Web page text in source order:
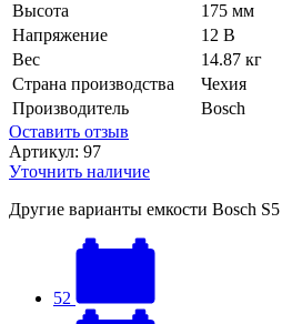
Высота
175 мм
Напряжение
12 В
Вес
14.87 кг
Страна производства
Чехия
Производитель
Bosch
Оставить отзыв
Артикул: 97
Уточнить наличие
Другие варианты емкости Bosch S5
52